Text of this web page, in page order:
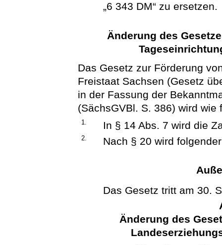
„6 343 DM“ zu ersetzen.
Änderung des
Das Gesetz zur Förderung
Freistaat Sachsen (Gesetz
in der Fassung der
(SächsGVBl. S. 386) wird wie
1. In § 14 Abs. 7 wird die
2. Nach § 20 wird
Das Gesetz tritt am 30.
Änderung des